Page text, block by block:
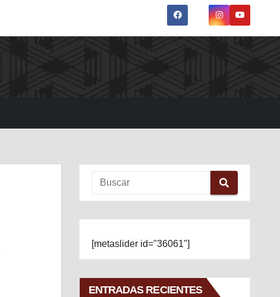
[metaslider id="36061"]
ENTRADAS RECIENTES